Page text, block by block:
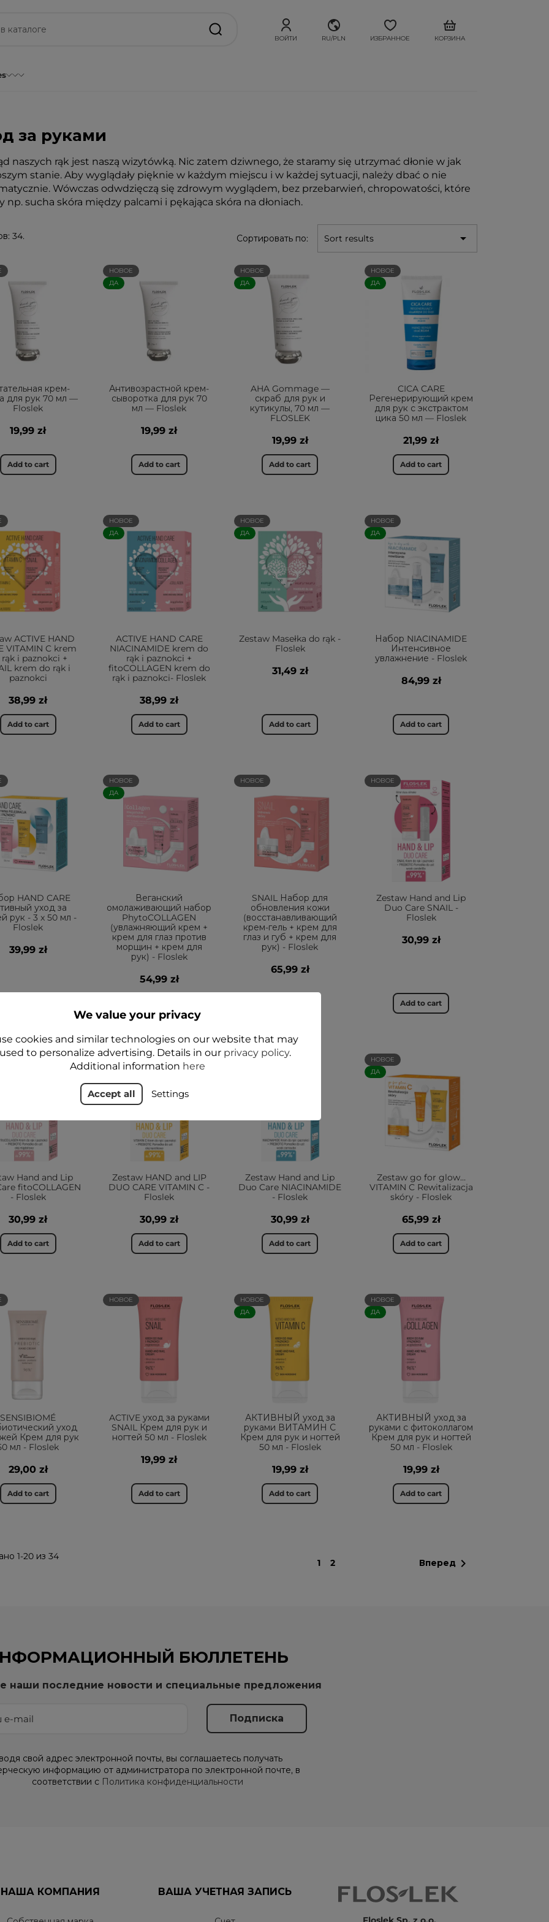
ВОЙТИ RU/PLN ИЗБРАННОЕ КОРЗИНА
за руками
naszych rąk jest naszą wizytówką. Nic zatem dziwnego, że staramy się utrzymać dłonie w jak
stanie. Aby wyglądały pięknie w każdym miejscu i w każdej sytuacji, należy dbać o nie
Wówczas odwdzięczą się zdrowym wyglądem, bez przebarwień, chropowatości, które
np. sucha skóra między palcami i pękająca skóra na dłoniach.
34. Сортировать по: Sort results 
крем-
для рук 70 мл —
Floslek
19,99 zł
Add to cart
НОВОЕ
ДА
Антивозрастной крем-
сыворотка для рук 70
мл — Floslek
19,99 zł
Add to cart
НОВОЕ
ДА
AHA Gommage —
скраб для рук и
кутикулы, 70 мл —
FLOSLEK
19,99 zł
Add to cart
НОВОЕ
ДА
CICA CARE
Регенерирующий крем
для рук с экстрактом
цика 50 мл — Floslek
21,99 zł
Add to cart
ACTIVE HAND
VITAMIN C krem
i paznokci +
krem do rąk i
paznokci
38,99 zł
Add to cart
НОВОЕ
ДА
ACTIVE HAND CARE
NIACINAMIDE krem do
rąk i paznokci +
fitoCOLLAGEN krem do
rąk i paznokci- Floslek
38,99 zł
Add to cart
НОВОЕ
ДА
Zestaw Masełka do rąk -
Floslek
31,49 zł
Add to cart
НОВОЕ
ДА
Набор NIACINAMIDE
Интенсивное
увлажнение - Floslek
84,99 zł
Add to cart
HAND CARE
уход за
рук - 3 x 50 мл -
Floslek
39,99 zł
НОВОЕ
ДА
Веганский
омолаживающий набор
PhytoCOLLAGEN
(увлажняющий крем +
крем для глаз против
морщин + крем для
рук) - Floslek
54,99 zł
НОВОЕ
SNAIL Набор для
обновления кожи
(восстанавливающий
крем-гель + крем для
глаз и губ + крем для
рук) - Floslek
65,99 zł
НОВОЕ
Zestaw Hand and Lip
Duo Care SNAIL -
Floslek
30,99 zł
Add to cart
Hand and Lip
fitoCOLLAGEN
- Floslek
30,99 zł
Add to cart
ДА
Zestaw HAND and LIP
DUO CARE VITAMIN C -
Floslek
30,99 zł
Add to cart
НОВОЕ
Zestaw Hand and Lip
Duo Care NIACINAMIDE
- Floslek
30,99 zł
Add to cart
НОВОЕ
ДА
Zestaw go for glow…
VITAMIN C Rewitalizacja
skóry - Floslek
65,99 zł
Add to cart
SENSIBIOMÉ
уход
Крем для рук
мл - Floslek
29,00 zł
Add to cart
НОВОЕ
ACTIVE уход за руками
SNAIL Крем для рук и
ногтей 50 мл - Floslek
19,99 zł
Add to cart
НОВОЕ
ДА
АКТИВНЫЙ уход за
руками ВИТАМИН С
Крем для рук и ногтей
50 мл - Floslek
19,99 zł
Add to cart
НОВОЕ
ДА
АКТИВНЫЙ уход за
руками с фитоколлагом
Крем для рук и ногтей
50 мл - Floslek
19,99 zł
Add to cart
1-20 из 34
1 2 Вперед
БЮЛЛЕТЕНЬ
наши последние новости и специальные предложения
свой адрес электронной почты, вы соглашаетесь получать
информацию от администратора по электронной почте, в
соответствии с Политика конфиденциальности
НАША КОМПАНИЯ ВАША УЧЕТНАЯ ЗАПИСЬ
We value your privacy
cookies and similar technologies on our website that may
to personalize advertising. Details in our privacy policy.
Additional information here
Accept all Settings